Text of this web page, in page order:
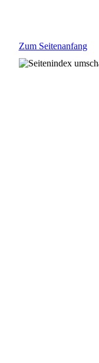
Zum Seitenanfang